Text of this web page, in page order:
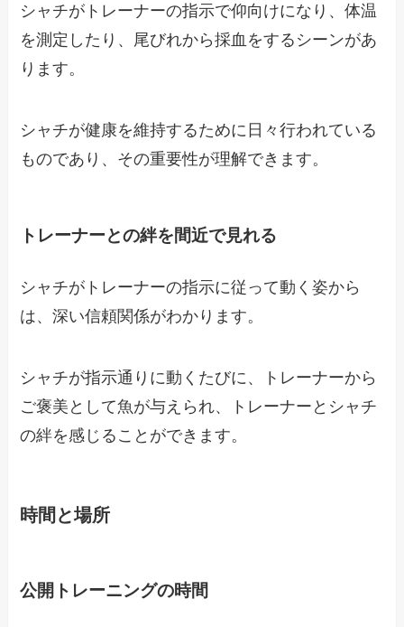
シャチがトレーナーの指示で仰向けになり、体温
を測定したり、尾びれから採血をするシーンがあ
ります。
シャチが健康を維持するために日々行われている
ものであり、その重要性が理解できます。
トレーナーとの絆を間近で見れる
シャチがトレーナーの指示に従って動く姿から
は、深い信頼関係がわかります。
シャチが指示通りに動くたびに、トレーナーから
ご褒美として魚が与えられ、トレーナーとシャチ
の絆を感じることができます。
時間と場所
公開トレーニングの時間